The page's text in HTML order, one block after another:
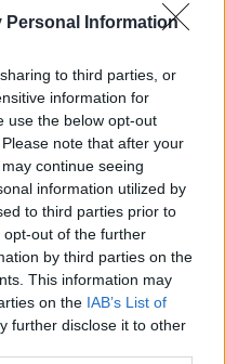
Personal Information
to third parties, or
information for
use the below opt-out
note that after your
continue seeing
information utilized by
to third parties prior to
out of the further
by third parties on the
This information may
on the IAB’s List of
further disclose it to other